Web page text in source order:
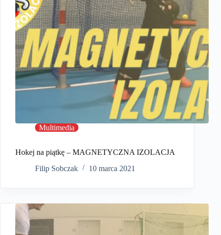
Multimedia
Hokej na piątkę – MAGNETYCZNA IZOLACJA
Filip Sobczak
10 marca 2021